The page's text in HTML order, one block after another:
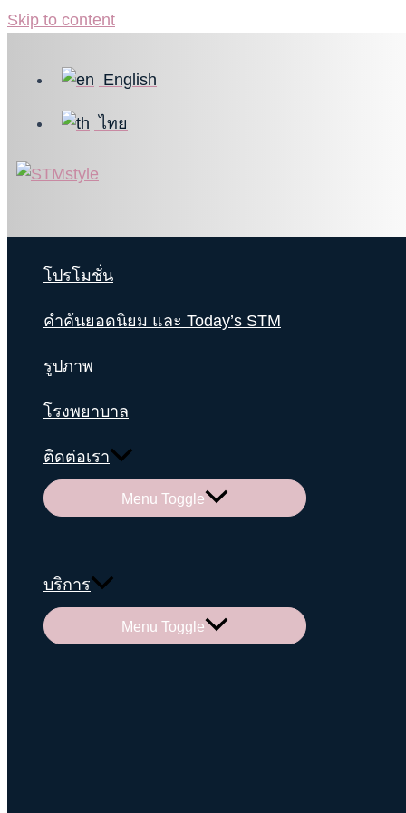
Skip to content
English
ไทย
โปรโมชั่น
คำค้นยอดนิยม และ Today’s STM
รูปภาพ
โรงพยาบาล
ติดต่อเรา
Menu Toggle
บริการ
Menu Toggle